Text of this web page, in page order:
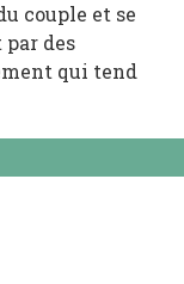
couple et se
des
qui tend